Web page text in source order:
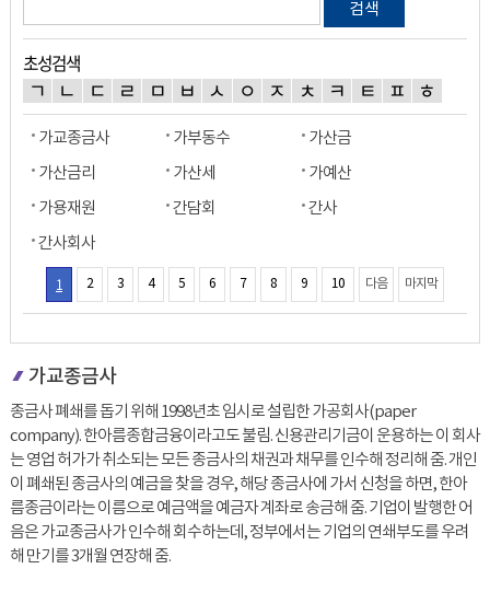
검색
초성검색
ㄱ ㄴ ㄷ ㄹ ㅁ ㅂ ㅅ ㅇ ㅈ ㅊ ㅋ ㅌ ㅍ ㅎ
가교종금사 가부동수
가산금
가산금리
가산세
가예산
가용재원
간담회
간사
간사회사
1 2 3 4 5 6 7 8 9 10 다음 마지막
가교종금사
종금사 폐쇄를 돕기 위해 1998년초 임시로 설립한 가공회사(paper
company). 한아름종합금융이라고도 불림. 신용관리기금이 운용하는 이 회사
는 영업 허가가 취소되는 모든 종금사의 채권과 채무를 인수해 정리해 줌. 개인
이 폐쇄된 종금사의 예금을 찾을 경우, 해당 종금사에 가서 신청을 하면, 한아
름종금이라는 이름으로 예금액을 예금자 계좌로 송금해 줌. 기업이 발행한 어
음은 가교종금사가 인수해 회수하는데, 정부에서는 기업의 연쇄부도를 우려
해 만기를 3개월 연장해 줌.